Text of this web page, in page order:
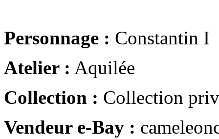
Personnage : Constantin I
Atelier : Aquilée
Collection : Collection
Vendeur e-Bay :